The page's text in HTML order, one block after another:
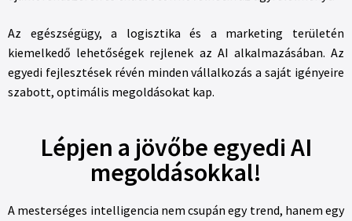
Az egészségügy, a logisztika és a marketing területén
kiemelkedő lehetőségek rejlenek az AI alkalmazásában. Az
egyedi fejlesztések révén minden vállalkozás a saját igényeire
szabott, optimális megoldásokat kap.
Lépjen a jövőbe egyedi AI
megoldásokkal!
A mesterséges intelligencia nem csupán egy trend, hanem egy